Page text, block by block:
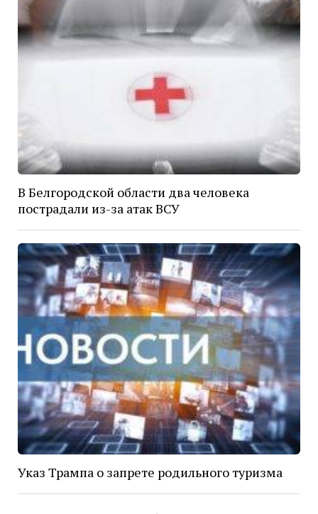
В Белгородской области два человека
пострадали из-за атак ВСУ
Указ Трампа о запрете родильного туризма